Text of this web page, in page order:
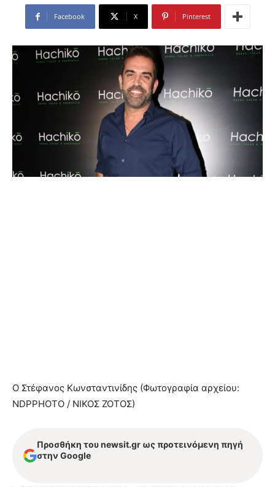
Facebook X Pinterest
O Στέφανος Κωνσταντινίδης (Φωτογραφία αρχείου:
NDPPHOTO / ΝΙΚΟΣ ΖΟΤΟΣ)
Προσθήκη του newsit.gr ως προτεινόμενη πηγή
στην Google